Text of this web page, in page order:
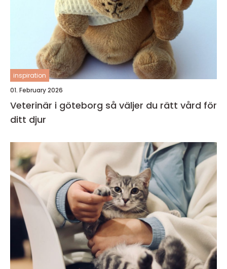
inspiration
01. February 2026
Veterinär i göteborg så väljer du rätt vård för
ditt djur